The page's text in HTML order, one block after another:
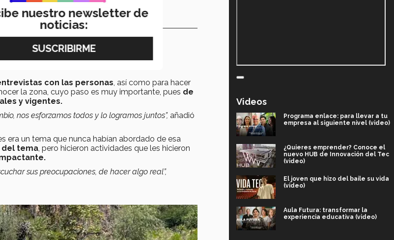
Foto: Cortesía Emilio Clarke.
con las personas, así como para hacer
la zona, cuyo paso es muy importante, pues de
y vigentes.
nos esforzamos todos y lo logramos juntos”, añadió
era un tema que nunca habían abordado de esa
del tema, pero hicieron actividades que les hicieron
sus preocupaciones, de hacer algo real”,
Videos
Programa enlace: para llevar a tu
empresa al siguiente nivel (video)
¿Quieres emprender? Conoce el
nuevo HUB de Innovación del Tec
(video)
El joven que hizo del baile su vida
(video)
Aula Futura: transformar la
experiencia educativa (video)
nuestro newsletter de
noticias: